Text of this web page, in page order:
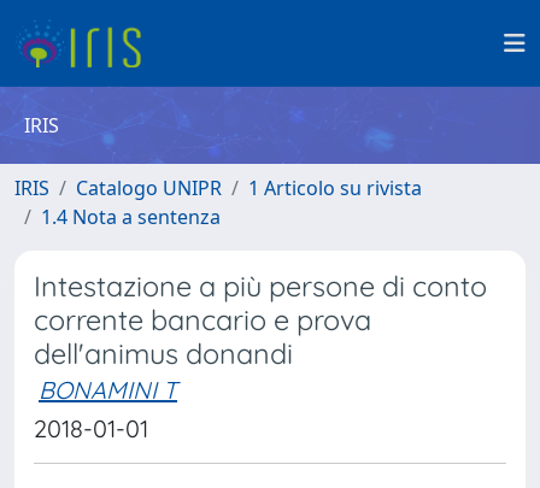
IRIS
IRIS Catalogo UNIPR
1 Articolo su rivista
1.4 Nota a sentenza
Intestazione a più persone di conto
corrente bancario e prova
dell'animus donandi
BONAMINI T
2018-01-01